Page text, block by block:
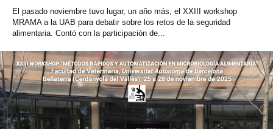
El pasado noviembre tuvo lugar, un año más, el XXIII workshop
MRAMA a la UAB para debatir sobre los retos de la seguridad
alimentaria. Contó con la participación de...